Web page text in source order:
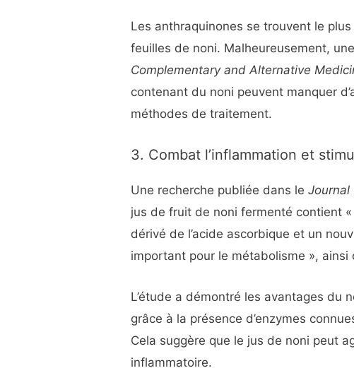
Les anthraquinones se trouvent le
feuilles de noni. Malheureusement,
Complementary and Alternative
contenant du noni peuvent manquer
méthodes de traitement.
3. Combat l’inflammation et
Une recherche publiée dans leJournal
jus de fruit de noni fermenté contient
dérivé de l’acide ascorbique et un
important pour le métabolisme », ainsi
L’étude a démontré les avantages du
grâce à la présence d’enzymes
Cela suggère que le jus de noni peut
inflammatoire.